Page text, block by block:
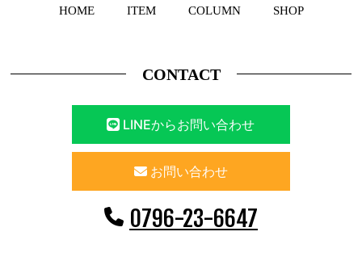
HOME ITEM COLUMN SHOP
CONTACT
LINEからお問い合わせ
お問い合わせ
0796-23-6647